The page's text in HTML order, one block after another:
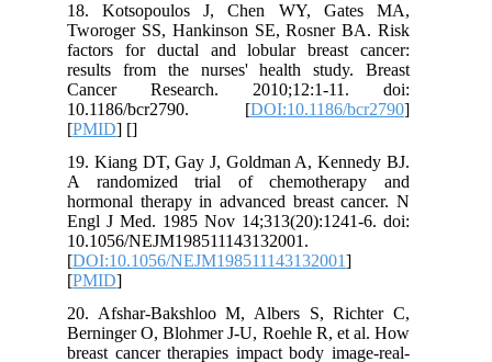
18. Kotsopoulos J, Chen WY, Gates MA,
Tworoger SS, Hankinson SE, Rosner BA. Risk
factors for ductal and lobular breast cancer:
results from the nurses' health study. Breast
Cancer Research. 2010;12:1-11. doi:
10.1186/bcr2790. [DOI:10.1186/bcr2790
[PMID] [
19. Kiang DT, Gay J, Goldman A, Kennedy BJ.
A randomized trial of chemotherapy and
hormonal therapy in advanced breast cancer. N
Engl J Med. 1985 Nov 14;313(20):1241-6. doi:
10.1056/NEJM198511143132001.
[DOI:10.1056/NEJM198511143132001
[PMID
20. Afshar-Bakshloo M, Albers S, Richter C,
Berninger O, Blohmer J-U, Roehle R, et al. How
breast cancer therapies impact body image-real-